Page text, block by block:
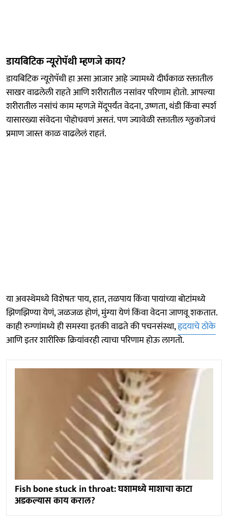
डायबिटिक न्यूरोपॅथी म्हणजे काय?
डायबिटिक न्यूरोपॅथी हा असा आजार आहे ज्यामध्ये दीर्घकाळ रक्तातील
साखर वाढलेली राहते आणि शरीरातील नसांवर परिणाम होतो. आपल्या
शरीरातील नसांचं काम म्हणजे मेंदूपर्यंत वेदना, उष्णता, थंडी किंवा स्पर्श
यासारख्या संवेदना पोहोचवणं असतं. पण ज्यावेळी रक्तातील ग्लुकोजचं
प्रमाण जास्त काळ वाढलेलं राहतं.
या अवस्थेमध्ये विशेषतः पाय, हात, तळपाय किंवा पायांच्या बोटांमध्ये
झिणझिण्या येणं, जळजळ होणं, मुंग्या येणं किंवा वेदना जाणवू शकतात.
काही रुग्णांमध्ये ही समस्या इतकी वाढते की पचनसंस्था,हृदयाचे ठोके
आणि इतर शारीरिक क्रियांवरही त्याचा परिणाम होऊ लागतो.
Fish bone stuck in throat: घशामध्ये माशाचा काटा
अडकल्यास काय कराल?